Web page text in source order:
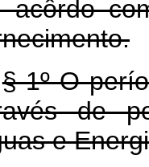
acôrdo
§ 1º O
de
e